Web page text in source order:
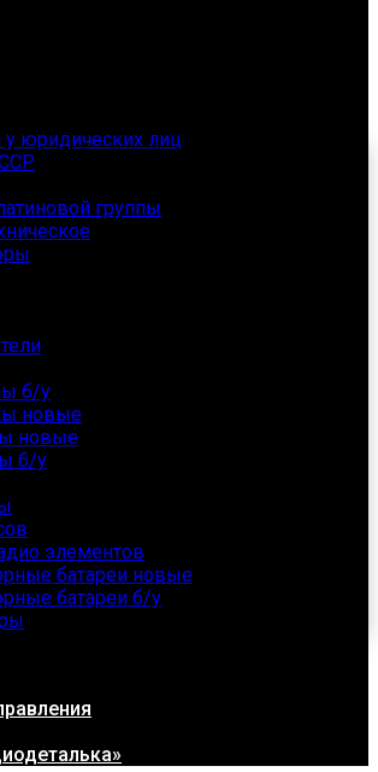
у юридических лиц
группы
б/у
новые
новые
б/у
элементов
батареи новые
батареи б/у